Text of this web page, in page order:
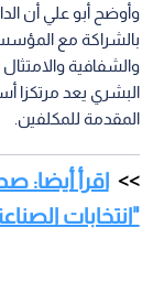
وأوضح أبو علي أن
بالشراكة مع
والشفافية
البشري يعد مرتكزا
المقدمة للمكلفين.
اقرأ أيضا:
"انتخابات